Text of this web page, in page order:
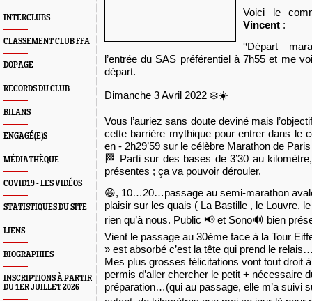
INTERCLUBS
CLASSEMENT CLUB FFA
DOPAGE
RECORDS DU CLUB
BILANS
ENGAGÉ(E)S
MÉDIATHÈQUE
COVID19 - LES VIDÉOS
STATISTIQUES DU SITE
LIENS
BIOGRAPHIES
INSCRIPTIONS À PARTIR
DU 1ER JUILLET 2026
Voici le
Vincent :
''Départ
l’entrée du SAS préférentiel à 7h55 et me
départ.
Dimanche 3 Avril 2022 ❄️☀️
Vous l’auriez sans doute deviné mais
cette barrière mythique pour entrer dans le
en - 2h29’59 sur le célèbre Marathon de
🏁 Parti sur des bases de 3’30 au
présentes ; ça va pouvoir dérouler.
😆, 10…20…passage au semi-marathon
plaisir sur les quais ( La Bastille , le Louvre,
rien qu’à nous. Public 📢 et Sono🔊 bien
Vient le passage au 30ème face à la Tour
» est absorbé c’est la tête qui prend le
Mes plus grosses félicitations vont tout droit
permis d’aller chercher le petit + nécessaire
préparation…(qui au passage, elle m’a suivi